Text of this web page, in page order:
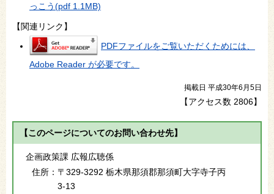
っこう(pdf 1.1MB)
【関連リンク】
PDFファイルをご覧いただくためには、
Adobe Reader が必要です。
掲載日 平成30年6月5日
【アクセス数 2806】
【このページについてのお問い合わせ先】
企画政策課 広報広聴係
住所： 〒329-3292 栃木県那須郡那須町大字寺子丙
3-13